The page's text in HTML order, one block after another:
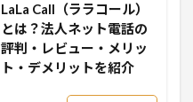
LaLa Call（ララコール）
とは？法人ネット電話の
評判・レビュー・メリッ
ト・デメリットを紹介